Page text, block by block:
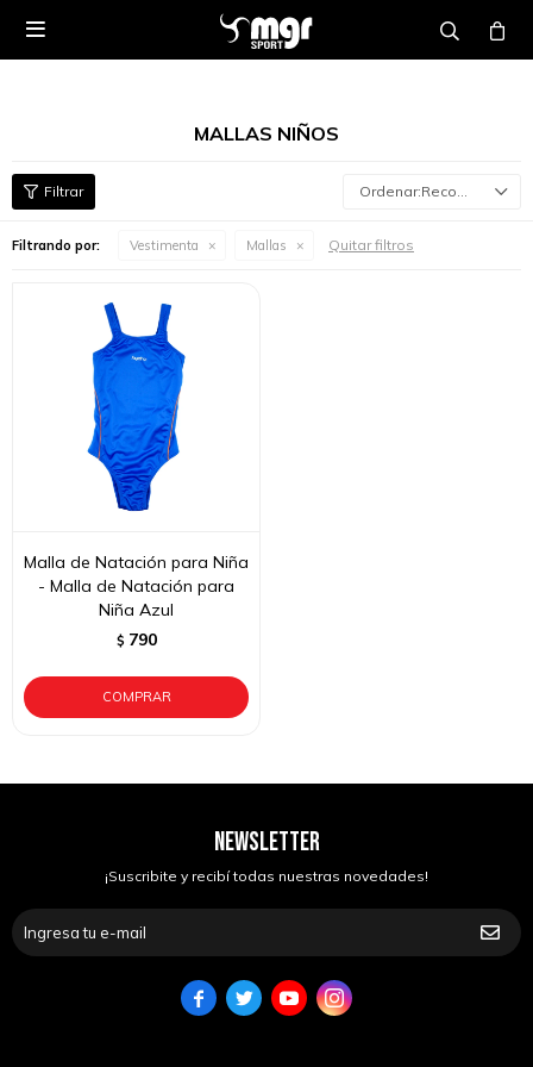

MALLAS NIÑOS
Recomendados
Filtrando por: Vestimenta Mallas Quitar filtros
Malla de Natación para Niña
- Malla de Natación para
Niña Azul
$ 790
NEWSLETTER
¡Suscribite y recibí todas nuestras novedades!
   